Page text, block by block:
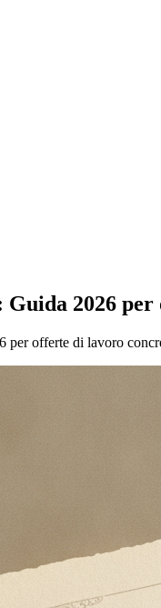
2026
per offerte di lavoro